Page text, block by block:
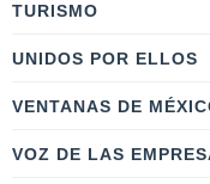
TURISMO
UNIDOS POR ELLOS
VENTANAS DE
VOZ DE LAS